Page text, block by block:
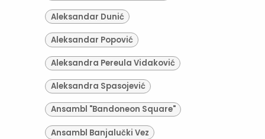
Aleksandar Dunić
Aleksandar Popović
Aleksandra Pereula Vidaković
Aleksandra Spasojević
Ansambl "Bandoneon Square"
Ansambl Banjalučki Vez